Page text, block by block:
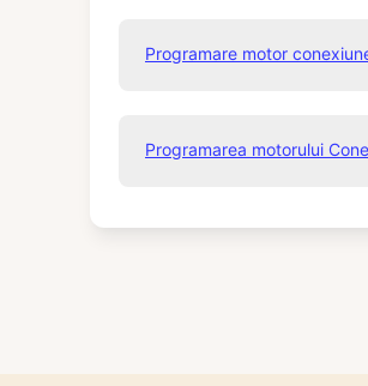
Programare motor
Programarea motorului